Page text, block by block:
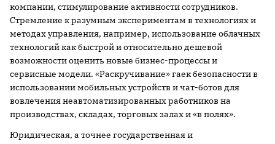
компании, стимулирование активности сотрудников.
Стремление к разумным экспериментам в технологиях и
методах управления, например, использование облачных
технологий как быстрой и относительно дешевой
возможности оценить новые бизнес-процессы и
сервисные модели. «Раскручивание» гаек безопасности в
использовании мобильных устройств и чат-ботов для
вовлечения неавтоматизированных работников на
производствах, складах, торговых залах и «в полях».
Юридическая, а точнее государственная и